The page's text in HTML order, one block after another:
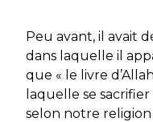
Peu avant, il avait
dans laquelle il
que « le livre
laquelle se
selon notre religion